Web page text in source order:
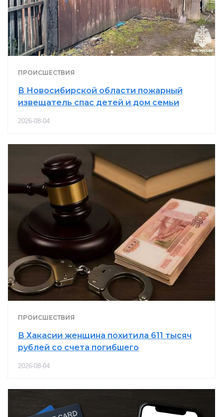
ПРОИСШЕСТВИЯ
В Новосибирской области пожарный
извещатель спас детей и дом семьи
2026-08-04
ПРОИСШЕСТВИЯ
В Хакасии женщина похитила 611 тысяч
рублей со счета погибшего
2026-08-04